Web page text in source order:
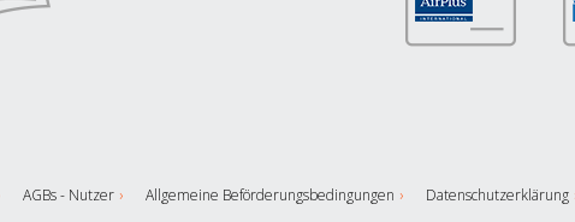
AGBs - Nutzer Allgemeine Beförderungsbedingungen Datenschutzerklärung